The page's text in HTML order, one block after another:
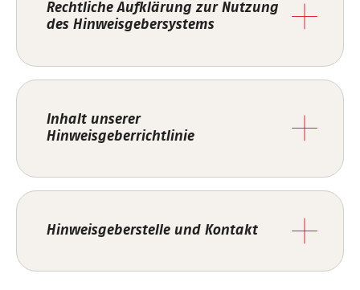
Rechtliche Aufklärung zur Nutzung
des Hinweisgebersystems
Inhalt unserer
Hinweisgeberrichtlinie
Hinweisgeberstelle und Kontakt